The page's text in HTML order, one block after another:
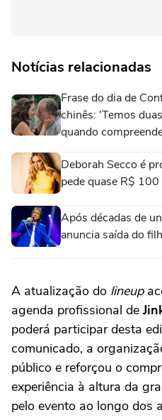
Notícias relacionadas
Frase do dia de
chinês: 'Temos
quando
Deborah Secco é
pede quase R$
Após décadas de
anuncia saída do
A atualização do lineup
agenda profissional de
poderá participar desta
comunicado, a
público e reforçou o
experiência à altura da
pelo evento ao longo dos